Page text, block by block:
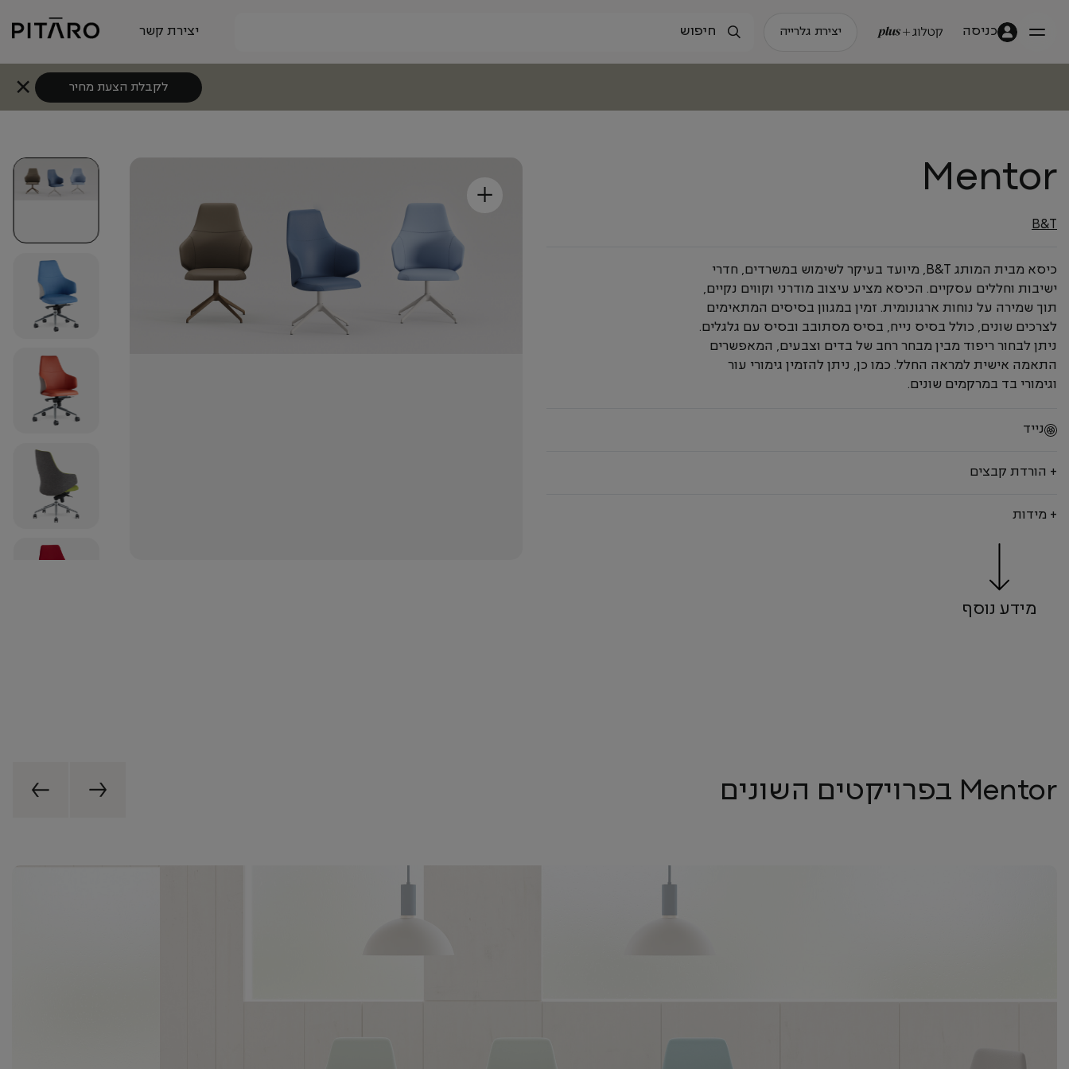
כניסה יצירת גלרייה יצירת קשר
לקבלת הצעת מחיר
+
+ Mentor
B&T
כיסא מבית המותג B&T, מיועד בעיקר לשימוש במשרדים, חדרי
ישיבות וחללים עסקיים. הכיסא מציע עיצוב מודרני וקווים נקיים,
תוך שמירה על נוחות ארגונומית. זמין במגוון בסיסים המתאימים
לצרכים שונים, כולל בסיס נייח, בסיס מסתובב ובסיס עם גלגלים.
ניתן לבחור ריפוד מבין מבחר רחב של בדים וצבעים, המאפשרים
התאמה אישית למראה החלל. כמו כן, ניתן להזמין גימורי עור
וגימורי בד במרקמים שונים.
נייד
+ הורדת קבצים
+ מידות
מידע נוסף
Mentor בפרויקטים השונים